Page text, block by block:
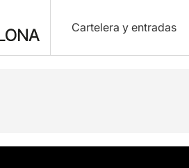
Cartelera y entradas
Ficha artística